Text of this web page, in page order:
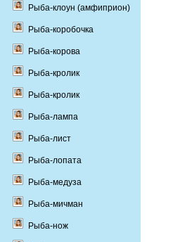
Рыба-клоун (амфиприон)
Рыба-коробочка
Рыба-корова
Рыба-кролик
Рыба-кролик
Рыба-лампа
Рыба-лист
Рыба-лопата
Рыба-медуза
Рыба-мичман
Рыба-нож